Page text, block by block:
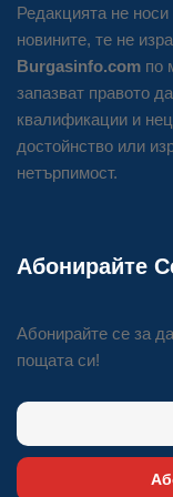
Редакцията не носи
новините, те не
Burgasinfo.com по
запазват правото
квалификации и
достойнство или
нетърпимост.
Абонирайте
Абонирайте се за
пощата си!